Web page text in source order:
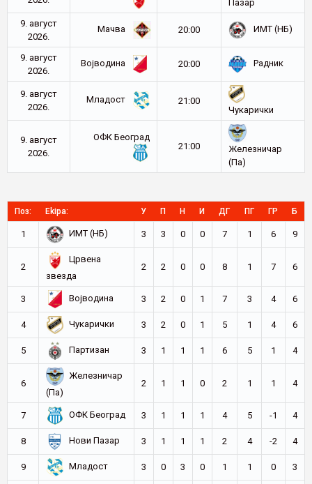
Пазар
9. август
2026.
Мачва 20:00 ИМТ (НБ)
9. август
2026.
Војводина 20:00 Радник
9. август
2026.
Младост
21:00
Чукарички
9. август
2026.
ОФК Београд
21:00
Железничар
(Па)
Поз: Ekipa: У П Н И ДГ ПГ ГР Б
1 ИМТ (НБ) 3 3 0 0 7 1 6 9
2
Црвена
звезда
2 2 0 0 8 1 7 6
3 Војводина 3 2 0 1 7 3 4 6
4 Чукарички 3 2 0 1 5 1 4 6
5 Партизан 3 1 1 1 6 5 1 4
6
Железничар
(Па)
2 1 1 0 2 1 1 4
7 ОФК Београд 3 1 1 1 4 5 -1 4
8 Нови Пазар 3 1 1 1 2 4 -2 4
9 Младост 3 0 3 0 1 1 0 3